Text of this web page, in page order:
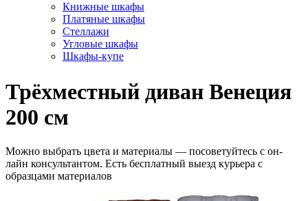
Книжные шкафы
Платяные шкафы
Стеллажи
Угловые шкафы
Шкафы-купе
Трёхместный диван Венеция
200 см
Можно выбрать цвета и материалы — посоветуйтесь с он-
лайн консультантом. Есть бесплатный выезд курьера с
образцами материалов